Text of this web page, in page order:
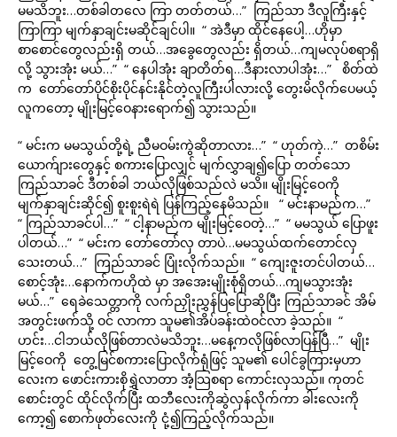
မမသိဘူး…တစ်ခါတလေ ကြာ တတ်တယ်…” ကြည်သာ ဒီလူကြီးနှင့်
ကြာကြာ မျက်နှာချင်းမဆိုင်ချင်ပါ။ “ အဲဒီမှာ ထိုင်နေပေါ့…ဟိုမှာ
စာစောင်တွေလည်းရှိ တယ်…အခွေတွေလည်း ရှိတယ်…ကျမလုပ်စရာရှိ
လို့ သွားအုံး မယ်…” “ နေပါအုံး ချာတိတ်ရ…ဒီနားလာပါအုံး…” စိတ်ထဲ
က တော်တော်ပိုင်စိုးပိုင်နင်းနိုင်တဲ့လူကြီးပါလားလို့ တွေးမိလိုက်ပေမယ့်
လူကတော့ မျိုးမြင့်ဝေနားရောက်၍ သွားသည်။
“ မင်းက မမသွယ်တို့ရဲ့ ညီမဝမ်းကွဲဆိုတာလား…” “ ဟုတ်ကဲ့…” တစိမ်း
ယောက်ျားတွေနှင့် စကားပြောလျှင် မျက်လွှာချ၍ပြော တတ်သော
ကြည်သာခင် ဒီတစ်ခါ ဘယ်လိုဖြစ်သည်လဲ မသိ။ မျိုးမြင့်ဝေကို
မျက်နှာချင်းဆိုင်၍ စူးစူးရဲရဲ ပြန်ကြည့်နေမိသည်။ “ မင်းနာမည်က…”
“ ကြည်သာခင်ပါ…” “ ငါ့နာမည်က မျိုးမြင့်ဝေတဲ့…” “ မမသွယ် ပြောဖူး
ပါတယ်…” “ မင်းက တော်တော်လှ တာပဲ…မမသွယ်ထက်တောင်လှ
သေးတယ်…” ကြည်သာခင် ပြုံးလိုက်သည်။ “ ကျေးဇူးတင်ပါတယ်…
စောင့်အုံး…နောက်ကဟိုထဲ မှာ အအေးမျိုးစုံရှိတယ်…ကျမသွားအုံး
မယ်…” ရေခဲသေတ္တာကို လက်ညှိုးညွှန်ပြပြောဆိုပြီး ကြည်သာခင် အိမ်
အတွင်းဖက်သို့ ဝင် လာကာ သူမ၏အိပ်ခန်းထဲဝင်လာ ခဲ့သည်။ “
ဟင်း…ငါဘယ်လိုဖြစ်တာလဲမသိဘူး…မနေ့ကလိုဖြစ်လာပြန်ပြီ…” မျိုး
မြင့်ဝေကို တွေ့မြင်စကားပြောလိုက်ရုံဖြင့် သူမ၏ ပေါင်ခွကြားမှဟာ
လေးက ဖောင်းကားစိုရွှဲလာတာ အံ့သြစရာ ကောင်းလှသည်။ ကုတင်
စောင်းတွင် ထိုင်လိုက်ပြီး ထဘီလေးကိုဆွဲလှန်လိုက်ကာ ခါးလေးကို
ကော့၍ စောက်ဖုတ်လေးကို ငုံ့၍ကြည့်လိုက်သည်။